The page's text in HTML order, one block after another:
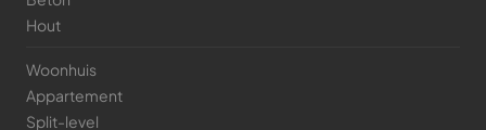
Hout
Woonhuis
Appartement
Split-level